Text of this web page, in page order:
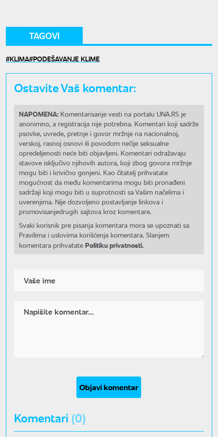
TAGOVI
KLIMA PODEŠAVANJE KLIME
Ostavite Vaš komentar:
NAPOMENA: Komentarisanje vesti na portalu UNA.RS je
anonimno, a registracija nije potrebna. Komentari koji sadrže
psovke, uvrede, pretnje i govor mržnje na nacionalnoj,
verskoj, rasnoj osnovi ili povodom nečije seksualne
opredeljenosti neće biti objavljeni. Komentari odražavaju
stavove isključivo njihovih autora, koji zbog govora mržnje
mogu biti i krivično gonjeni. Kao čitatelj prihvatate
mogućnost da među komentarima mogu biti pronađeni
sadržaji koji mogu biti u suprotnosti sa Vašim načelima i
uverenjima. Nije dozvoljeno postavljanje linkova i
promovisanjedrugih sajtova kroz komentare.
Svaki korisnik pre pisanja komentara mora se upoznati sa
Pravilima i uslovima korišćenja komentara. Slanjem
komentara prihvatate Politiku privatnosti.
Objavi komentar
Komentari (0)